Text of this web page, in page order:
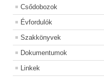
Csődobozok
Évfordulók
Szakkönyvek
Dokumentumok
Linkek